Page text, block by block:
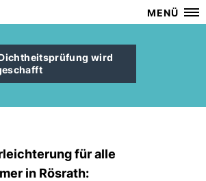
MENÜ
wird
für alle
in Rösrath: